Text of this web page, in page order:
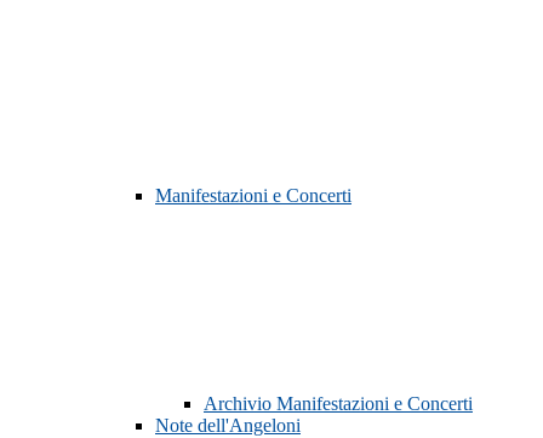
Manifestazioni e Concerti
Archivio Manifestazioni e Concerti
Note dell'Angeloni